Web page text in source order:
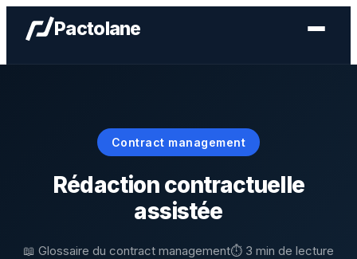
Pactolane
Contract management
Rédaction contractuelle
assistée
📖 Glossaire du contract management⏱️ 3 min de lecture